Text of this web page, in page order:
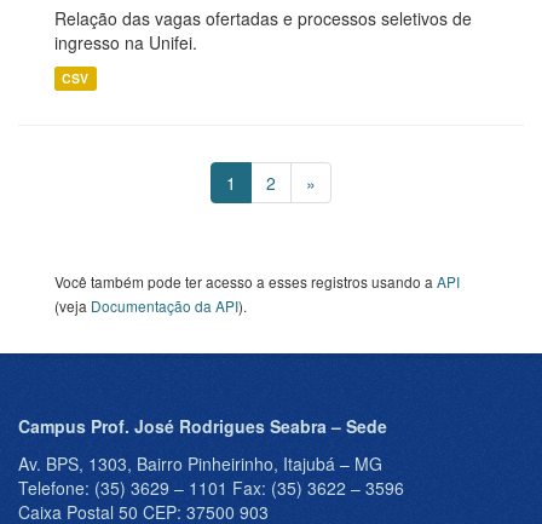
Relação das vagas ofertadas e processos seletivos de
ingresso na Unifei.
CSV
1 2 »
Você também pode ter acesso a esses registros usando a API
(veja Documentação da API).
Campus Prof. José Rodrigues Seabra – Sede
Av. BPS, 1303, Bairro Pinheirinho, Itajubá – MG
Telefone: (35) 3629 – 1101 Fax: (35) 3622 – 3596
Caixa Postal 50 CEP: 37500 903